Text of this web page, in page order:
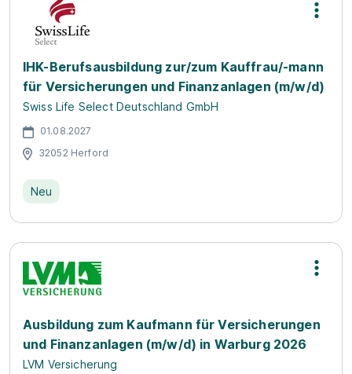
IHK-Berufsausbildung zur/zum Kauffrau/-mann
für Versicherungen und Finanzanlagen (m/w/d)
Swiss Life Select Deutschland GmbH
01.08.2027
32052 Herford
Neu
Ausbildung zum Kaufmann für Versicherungen
und Finanzanlagen (m/w/d) in Warburg 2026
LVM Versicherung